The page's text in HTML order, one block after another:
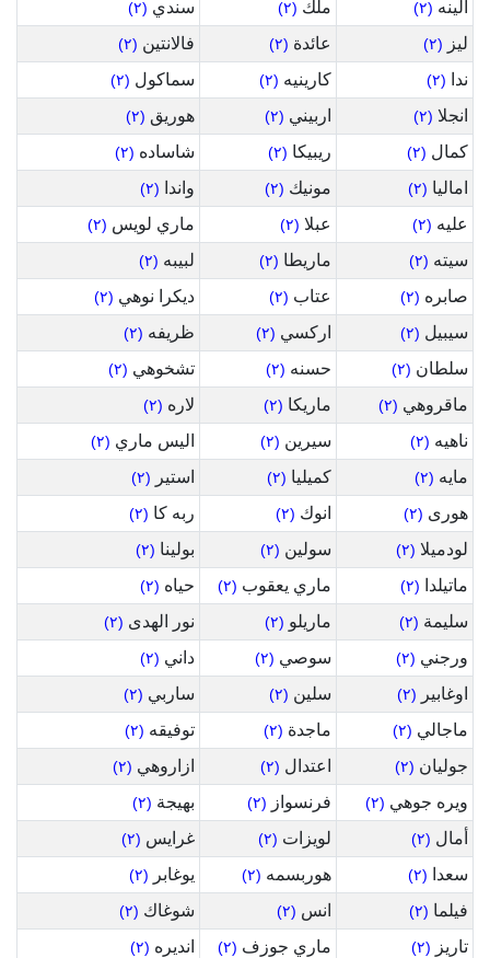
الينه (٢) ملك (٢) سندي (٢)
ليز (٢) عائدة (٢) فالانتين (٢)
ندا (٢) كارينيه (٢) سماكول (٢)
انجلا (٢) اربيني (٢) هوريق (٢)
كمال (٢) ريبيكا (٢) شاساده (٢)
اماليا (٢) مونيك (٢) واندا (٢)
عليه (٢) عبلا (٢) ماري لويس (٢)
سيته (٢) ماريطا (٢) لبيبه (٢)
صابره (٢) عتاب (٢) ديكرا نوهي (٢)
سيبيل (٢) اركسي (٢) ظريفه (٢)
سلطان (٢) حسنه (٢) تشخوهي (٢)
ماقروهي (٢) ماريكا (٢) لاره (٢)
ناهيه (٢) سيرين (٢) اليس ماري (٢)
مايه (٢) كميليا (٢) استير (٢)
هورى (٢) انوك (٢) ربه كا (٢)
لودميلا (٢) سولين (٢) بولينا (٢)
ماتيلدا (٢) ماري يعقوب (٢) حياه (٢)
سليمة (٢) ماريلو (٢) نور الهدى (٢)
ورجني (٢) سوصي (٢) داني (٢)
اوغابير (٢) سلين (٢) ساربي (٢)
ماجالي (٢) ماجدة (٢) توفيقه (٢)
جوليان (٢) اعتدال (٢) ازاروهي (٢)
ويره جوهي (٢) فرنسواز (٢) بهيجة (٢)
أمال (٢) لويزات (٢) غرايس (٢)
سعدا (٢) هوربسمه (٢) يوغابر (٢)
فيلما (٢) انس (٢) شوغاك (٢)
تاريز (٢) ماري جوزف (٢) انديره (٢)